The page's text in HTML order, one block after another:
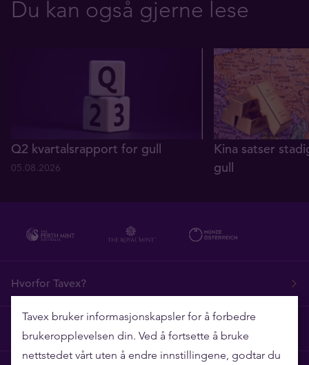
Du kan også gjerne lese
Q2 kvartalsrapport for gull
05.08.2026
Kina satser
gull
Hvorfor Tavex?
Ofte stilte spørsmål
Tavex bruker informasjonskapsler for å forbedre
brukeropplevelsen din. Ved å fortsette å bruke
nettstedet vårt uten å endre innstillingene, godtar du